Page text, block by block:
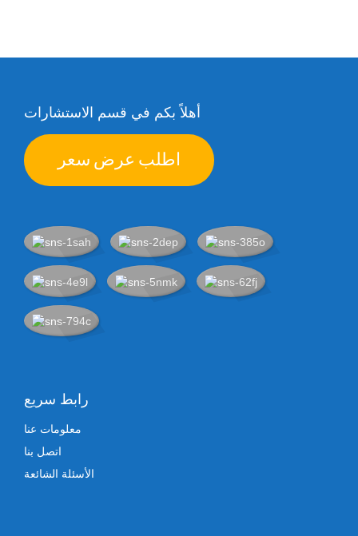
أهلاً بكم في قسم الاستشارات
اطلب عرض سعر
رابط سريع
معلومات عنا
اتصل بنا
الأسئلة الشائعة